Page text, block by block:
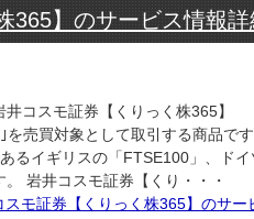
365】のサービス情報詳
井コスモ証券【くりっく株365】
売買対象として取引する商品で
るイギリスの「FTSE100」、ド
岩井コスモ証券【くり・・・
スモ証券【くりっく株365】のサ